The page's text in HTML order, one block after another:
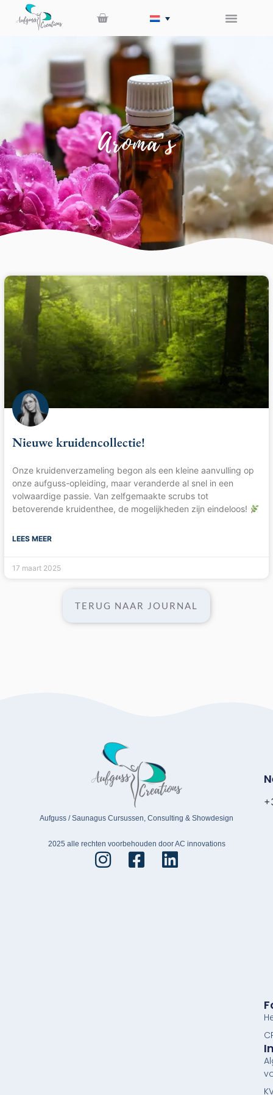
Aroma’s
Nieuwe kruidencollectie!
Onze kruidenverzameling begon als een kleine aanvulling op
onze aufguss-opleiding, maar veranderde al snel in een
volwaardige passie. Van zelfgemaakte scrubs tot
betoverende kruidenthee, de mogelijkheden zijn eindeloos!
LEES MEER
17 maart 2025
TERUG NAAR JOURNAL
Aufguss / Saunagus Cursussen, Consulting & Showdesign
2025 alle rechten voorbehouden door AC innovations